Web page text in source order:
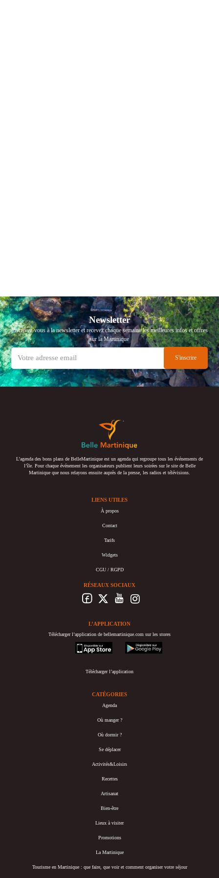
Newsletter
Inscrivez-vous à la newsletter et recevez chaque semaine les meilleures infos et offres
sur la Martinique
L’agenda des bons plans de BelleMartinique est un agenda qui regroupe tous les événements de
l’île. Pour chaque événement les organisateurs publient leurs soirées sur le site de Belle
Martinique que nous relayons ensuite auprès de la presse, les radios et télévisions.
LIENS UTILES
À propos
Contact
Tarifs
Widgets
CGU / RGPD
RÉSEAUX SOCIAUX
L’APPLICATION
Télécharger l’application de bellemartinique.com sur les stores
appstore
googleplay
Télécharger l’application
CATÉGORIES
Agenda
Où manger ?
Où dormir ?
Se déplacer
Activités&Loisirs
Recettes
Artisanat
Bien-être
Lieux à visiter
Promotions
La Martinique
Tourisme en Martinique : que faire, que voir et comment organiser votre séjour